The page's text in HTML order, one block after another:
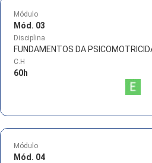
Módulo
Mód. 03
Disciplina
FUNDAMENTOS DA
C.H
60h
Módulo
Mód. 04